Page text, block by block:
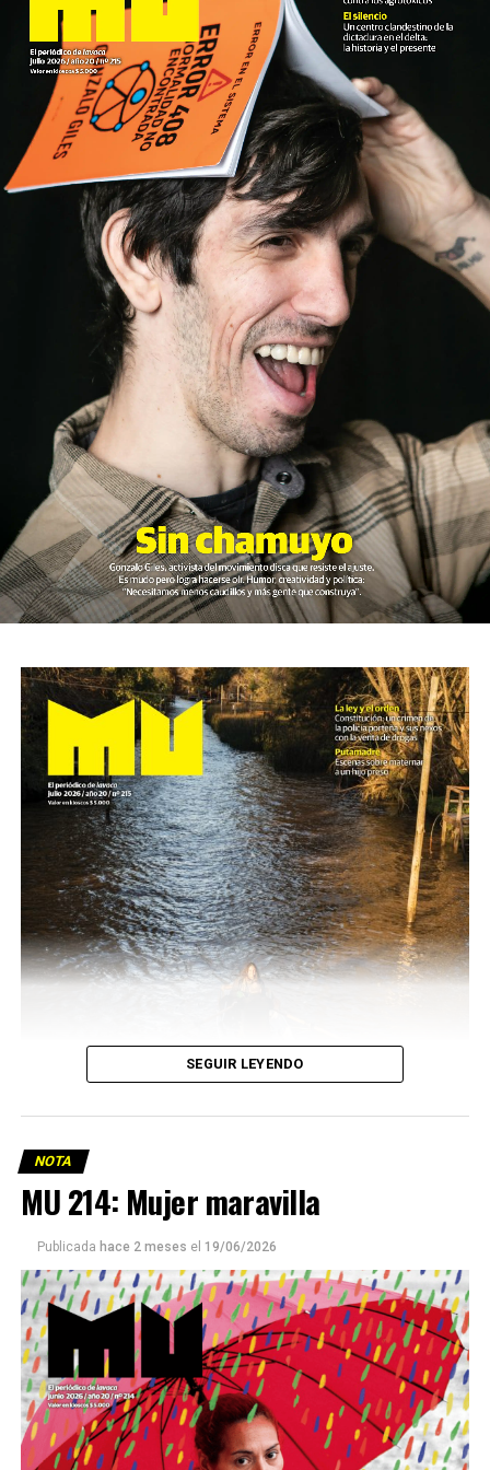
Este número 215 de MU ☝️viene con doble tapa, que
podría ser una frase:
Sin chamuyo, a remarla.
SEGUIR LEYENDO
NOTA
MU 214: Mujer maravilla
Publicada hace 2 meses el 19/06/2026